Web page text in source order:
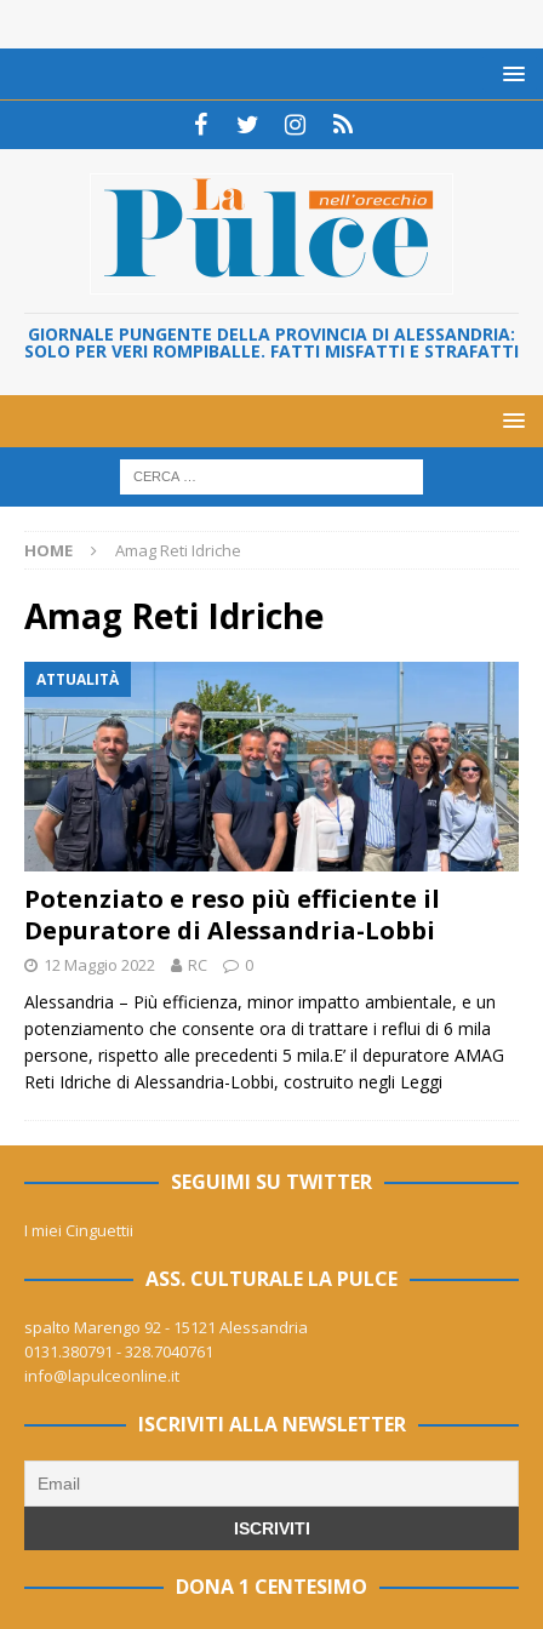
GIORNALE PUNGENTE DELLA PROVINCIA DI ALESSANDRIA:
SOLO PER VERI ROMPIBALLE. FATTI MISFATTI E STRAFATTI
HOME Amag Reti Idriche
Amag Reti Idriche
ATTUALITÀ
Potenziato e reso più efficiente il
Depuratore di Alessandria-Lobbi
12 Maggio 2022 RC 0
Alessandria – Più efficienza, minor impatto ambientale, e un
potenziamento che consente ora di trattare i reflui di 6 mila
persone, rispetto alle precedenti 5 mila.E’ il depuratore AMAG
Reti Idriche di Alessandria-Lobbi, costruito negli Leggi
SEGUIMI SU TWITTER
I miei Cinguettii
ASS. CULTURALE LA PULCE
spalto Marengo 92 - 15121 Alessandria
0131.380791 - 328.7040761
info@lapulceonline.it
ISCRIVITI ALLA NEWSLETTER
DONA 1 CENTESIMO